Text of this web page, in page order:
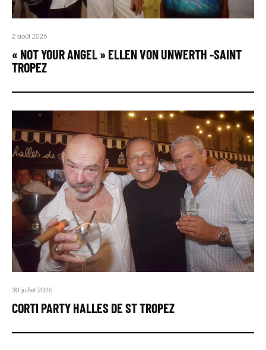
2 août 2026
« NOT YOUR ANGEL » ELLEN VON UNWERTH -SAINT
TROPEZ
30 juillet 2026
CORTI PARTY HALLES DE ST TROPEZ